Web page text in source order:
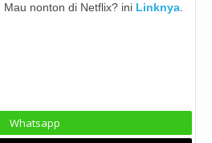
nonton di Netflix? ini Linknya
Whatsapp